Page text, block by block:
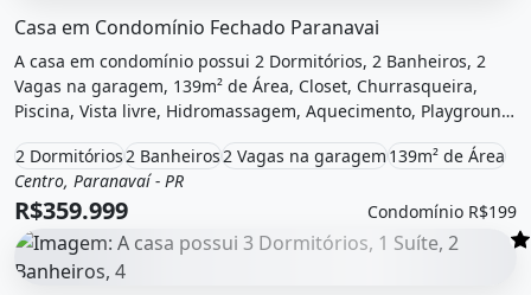
Casa em Condomínio Fechado Paranavai
A casa em condomínio possui 2 Dormitórios, 2 Banheiros, 2
Vagas na garagem, 139m² de Área, Closet, Churrasqueira,
Piscina, Vista livre, Hidromassagem, Aquecimento, Playground
por R$359.999 e Condomínio por R$199 /Mês.
2 Dormitórios2 Banheiros2 Vagas na garagem 139m² de Área
Venda
Casa em condomínio
Centro, Paranavaí - PR
R$359.999 Condomínio R$199